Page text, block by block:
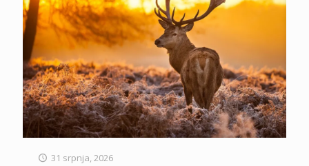
31 srpnja, 2026